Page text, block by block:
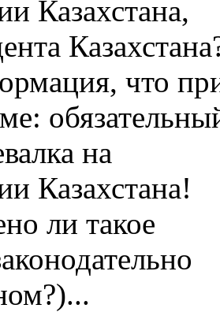
Казахстана,
что
на
Казахстана!
ли такое